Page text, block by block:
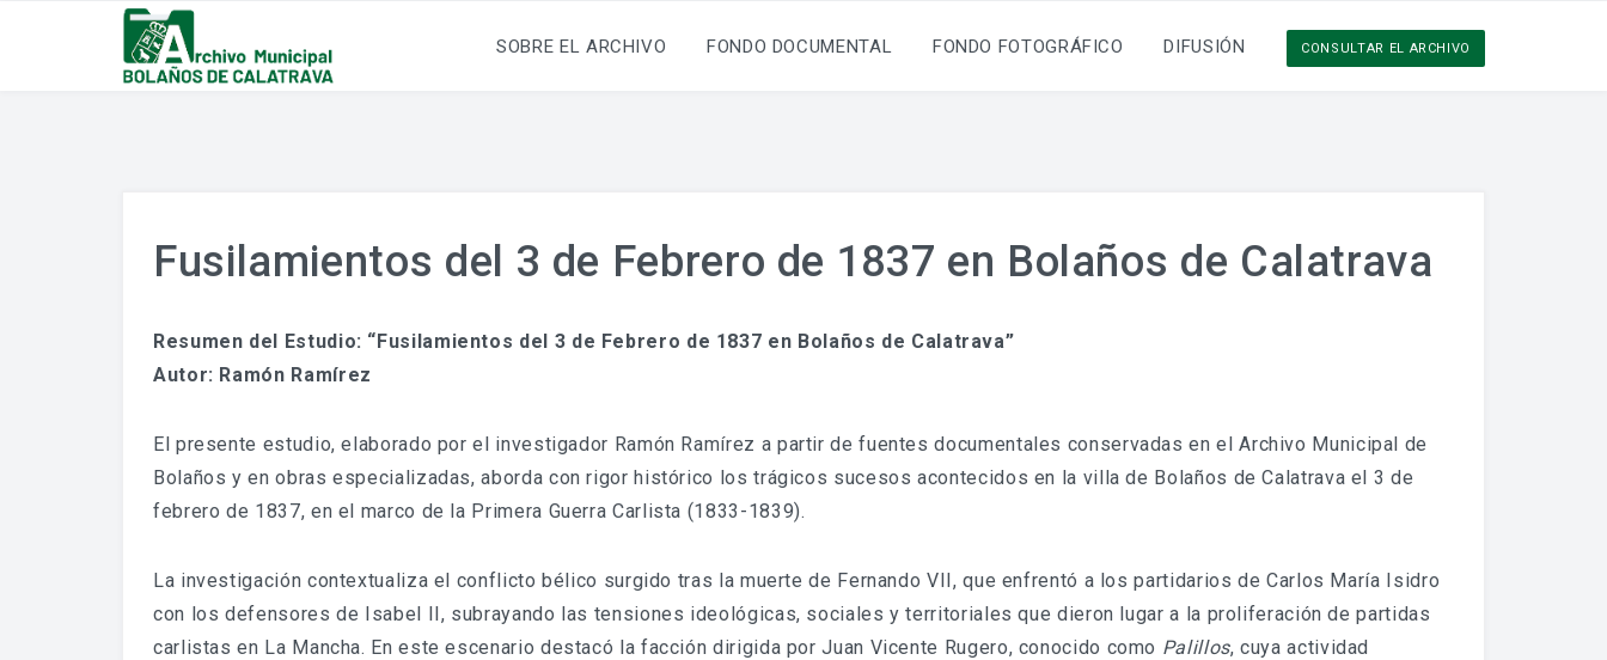
SOBRE EL ARCHIVO FONDO DOCUMENTAL FONDO FOTOGRÁFICO DIFUSIÓN CONSULTAR EL ARCHIVO
Fusilamientos del 3 de Febrero de 1837 en Bolaños de Calatrava
Resumen del Estudio: “Fusilamientos del 3 de Febrero de 1837 en Bolaños de Calatrava”
Autor: Ramón Ramírez
El presente estudio, elaborado por el investigador Ramón Ramírez a partir de fuentes documentales conservadas en el Archivo Municipal de
Bolaños y en obras especializadas, aborda con rigor histórico los trágicos sucesos acontecidos en la villa de Bolaños de Calatrava el 3 de
febrero de 1837, en el marco de la Primera Guerra Carlista (1833-1839).
La investigación contextualiza el conflicto bélico surgido tras la muerte de Fernando VII, que enfrentó a los partidarios de Carlos María Isidro
con los defensores de Isabel II, subrayando las tensiones ideológicas, sociales y territoriales que dieron lugar a la proliferación de partidas
carlistas en La Mancha. En este escenario destacó la facción dirigida por Juan Vicente Rugero, conocido como Palillos, cuya actividad